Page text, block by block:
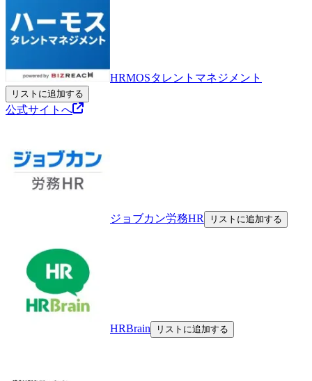
HRMOSタレントマネジメント
リストに追加する
公式サイトへ
ジョブカン労務HR リストに追加する
HRBrain リストに追加する